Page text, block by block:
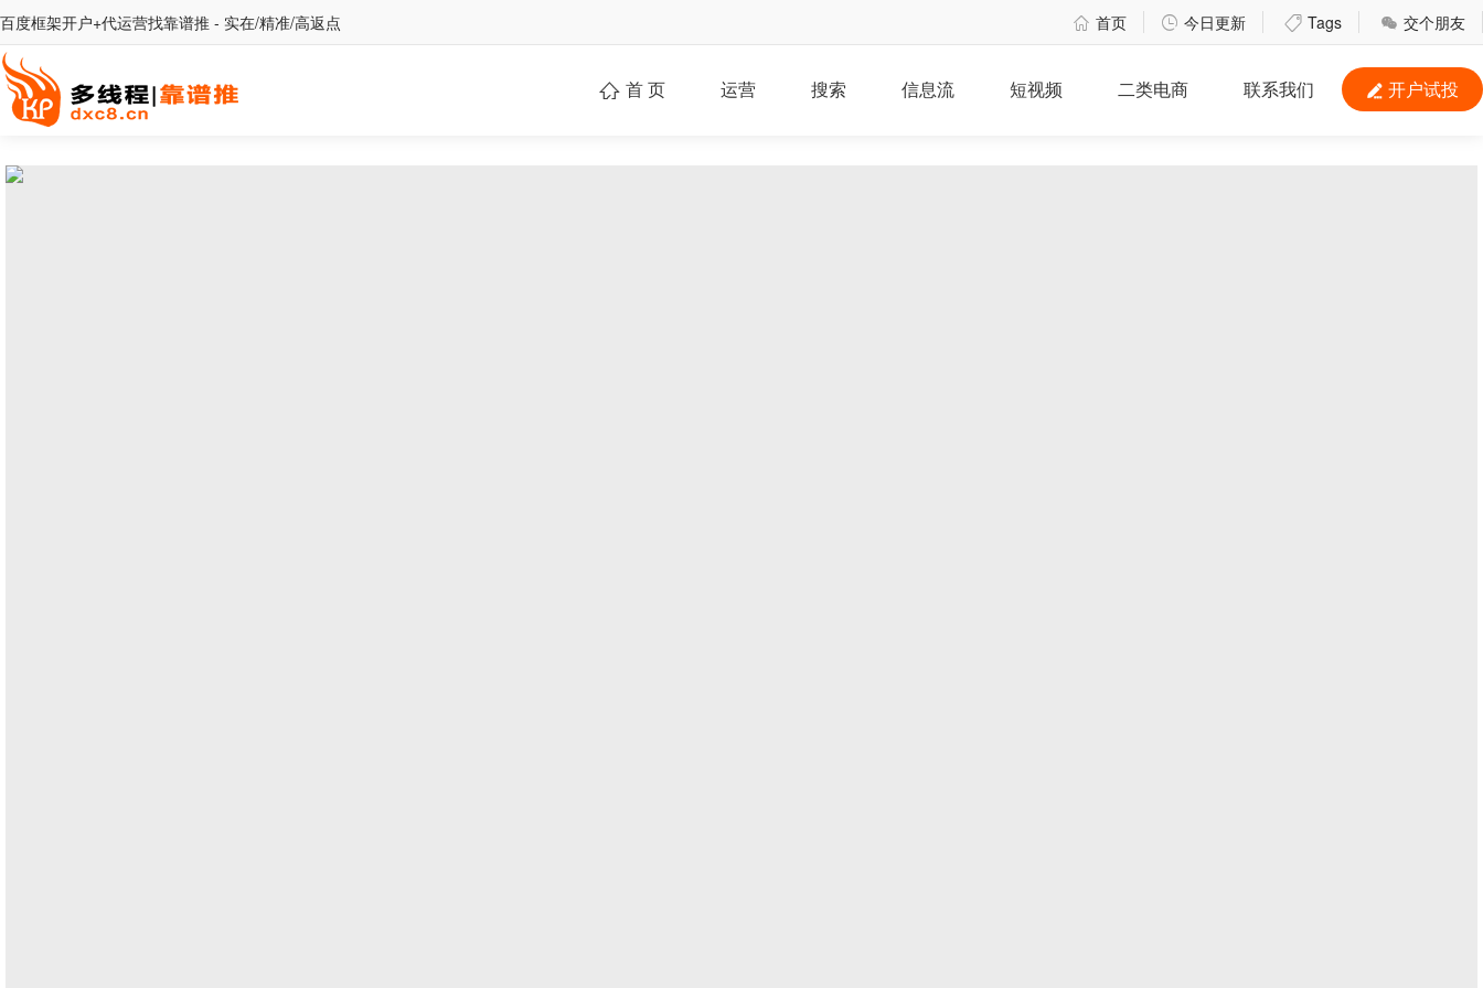
百度框架开户+代运营找靠谱推 - 实在/精准/高返点  首页  今日更新  Tags  交个朋友
 开户试投
 首 页 运营 搜索 信息流 短视频 二类电商 联系我们